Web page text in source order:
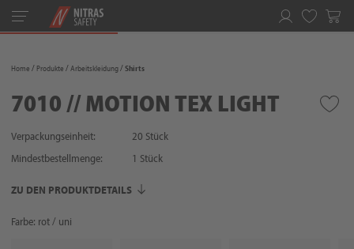
Toggle
navigation
Home Produkte Arbeitskleidung Shirts
7010 // MOTION TEX LIGHT
Verpackungseinheit:
20 Stück
Mindestbestellmenge:
1 Stück
ZU DEN PRODUKTDETAILS
Farbe: rot / uni